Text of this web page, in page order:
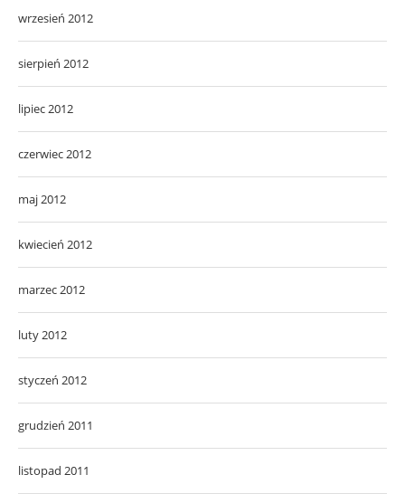
wrzesień 2012
sierpień 2012
lipiec 2012
czerwiec 2012
maj 2012
kwiecień 2012
marzec 2012
luty 2012
styczeń 2012
grudzień 2011
listopad 2011